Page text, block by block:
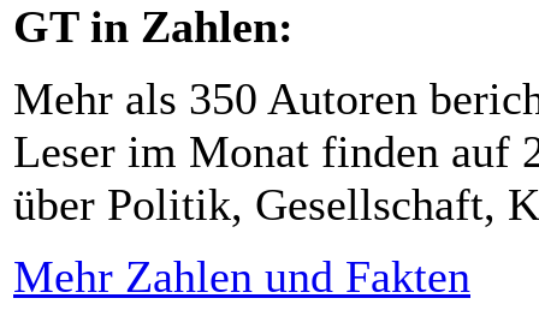
GT in Zahlen:
Mehr als 350 Autoren
Leser im Monat finden auf
über Politik, Gesellschaft,
Mehr Zahlen und Fakten